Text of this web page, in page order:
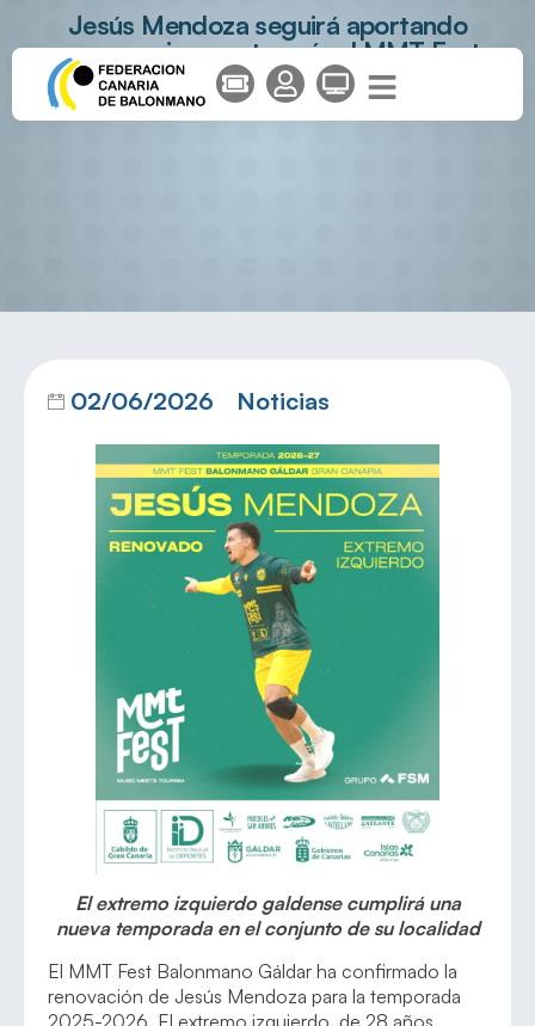
Jesús Mendoza seguirá aportando
compromiso y veteranía al MMT Fest
Balonmano Gáldar Gran Canaria
02/06/2026 Noticias
El extremo izquierdo galdense cumplirá una
nueva temporada en el conjunto de su localidad
El MMT Fest Balonmano Gáldar ha confirmado la
renovación de Jesús Mendoza para la temporada
2025-2026. El extremo izquierdo, de 28 años,